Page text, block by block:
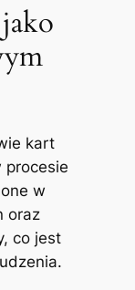
kart
procesie
w
oraz
co jest